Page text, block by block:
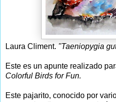
Laura Climent. "Taeniopygia
Este es un apunte realizado
Colorful Birds for Fun.
Este pajarito, conocido por